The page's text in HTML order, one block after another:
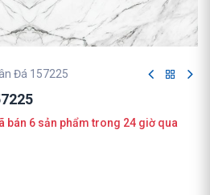
Đá 157225
bán 6 sản phẩm trong 24 giờ qua